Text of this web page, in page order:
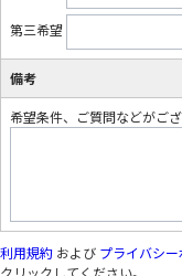
第三希望
備考
希望条件、ご質問などがご
利用規約 および プライバシ
クリックしてください。